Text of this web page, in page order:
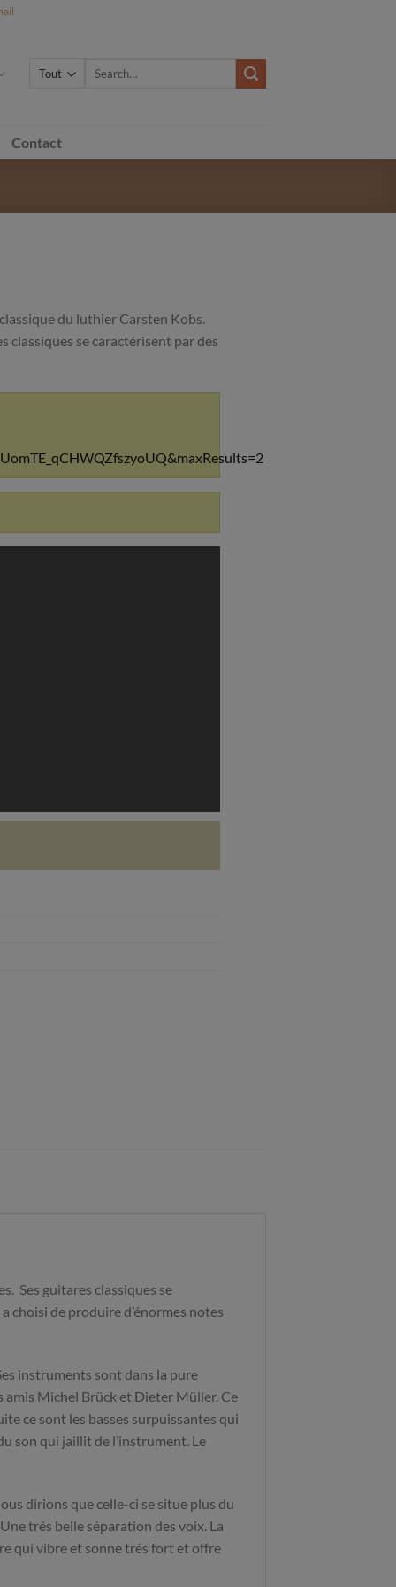
Search
Contact
du luthier Carsten Kobs.
classiques se caractérisent par des
Ses guitares classiques se
choisi de produire d’énormes notes
instruments sont dans la pure
Michel Brück et Dieter Müller. Ce
ce sont les basses surpuissantes qui
son qui jaillit de l’instrument. Le
dirions que celle-ci se situe plus du
trés belle séparation des voix. La
qui vibre et sonne trés fort et offre